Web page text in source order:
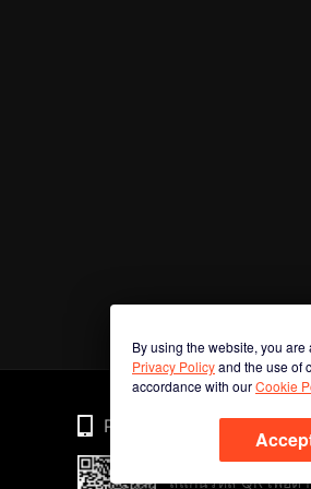
By using the website, you
Privacy Policyand the use of
accordance with ourCookie
Phone
สแกนรหัส QR เพื่อด